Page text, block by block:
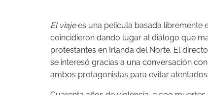
El viajees una película basada libremente
coincidieron dando lugar al diálogo que
protestantes en Irlanda del Norte. El
se interesó gracias a una conversación
ambos protagonistas para evitar atentados.